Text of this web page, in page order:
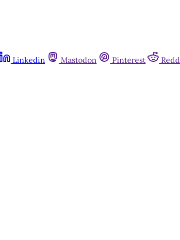
Linkedin Mastodon Pinterest